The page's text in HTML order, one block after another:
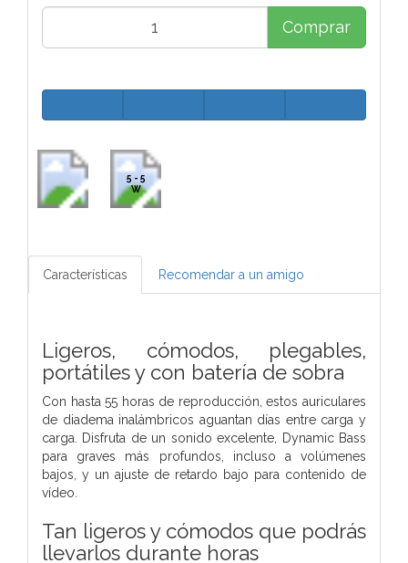
Comprar
5 - 5
W
Características Recomendar a un amigo
Ligeros, cómodos, plegables,
portátiles y con batería de sobra
Con hasta 55 horas de reproducción, estos auriculares
de diadema inalámbricos aguantan días entre carga y
carga. Disfruta de un sonido excelente, Dynamic Bass
para graves más profundos, incluso a volúmenes
bajos, y un ajuste de retardo bajo para contenido de
vídeo.
Tan ligeros y cómodos que podrás
llevarlos durante horas